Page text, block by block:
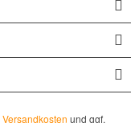
Versandkosten und ggf.